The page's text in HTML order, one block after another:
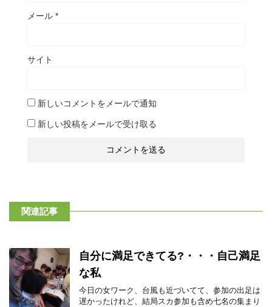
メール *
サイト
新しいコメントをメールで通知
新しい投稿をメールで受け取る
関連記事
自分に満足できてる?・・・自己満足
な私
今日の女ワーク、台風も近づいてて、参加の出足は
遅かったけれど、結局スカ参加も含め七名の集まり